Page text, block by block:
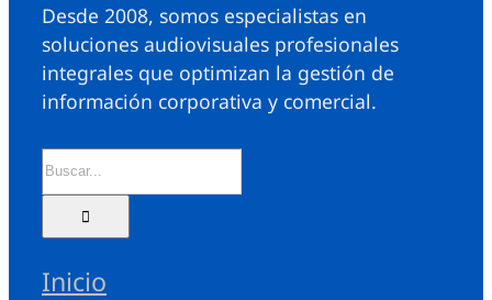
Desde 2008, somos especialistas en
soluciones audiovisuales profesionales
integrales que optimizan la gestión de
información corporativa y comercial.
Inicio